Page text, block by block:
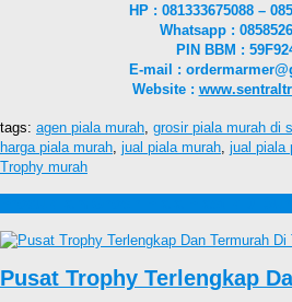
HP : 081333675088 –
Whatsapp :
PIN BBM :
E-mail :
Website :
tags: agen piala murah, grosir piala murah di
harga piala murah, jual piala murah, jual piala
Trophy murah
Pusat Trophy Terlengkap